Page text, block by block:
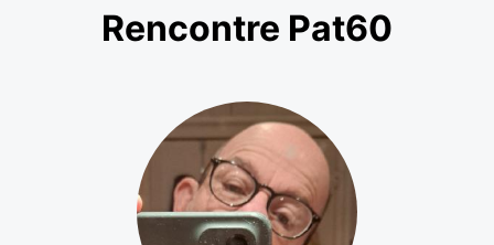
Rencontre Pat60